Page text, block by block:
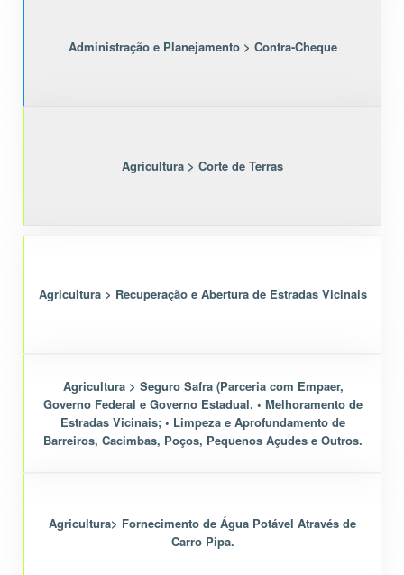
Administração e Planejamento > Contra-Cheque
Agricultura > Corte de Terras
Agricultura > Recuperação e Abertura de Estradas Vicinais
Agricultura > Seguro Safra (Parceria com Empaer,
Governo Federal e Governo Estadual. • Melhoramento de
Estradas Vicinais; • Limpeza e Aprofundamento de
Barreiros, Cacimbas, Poços, Pequenos Açudes e Outros.
Agricultura> Fornecimento de Água Potável Através de
Carro Pipa.